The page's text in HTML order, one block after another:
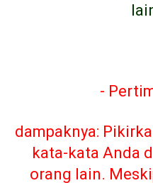
-
dampaknya:
kata-kata Anda
orang lain.